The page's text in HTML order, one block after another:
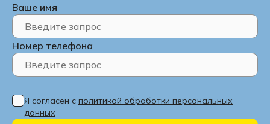
Ваше имя
Номер телефона
Я согласен с политикой обработки персональных
данных